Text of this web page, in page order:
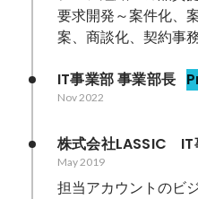
要求開発～案件化、
案、商談化、契約事
IT事業部 事業部長
Nov 2022
株式会社LASSIC　
May 2019
担当アカウントのビ